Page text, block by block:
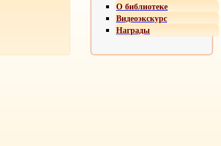
О библиотеке
Видеоэкскурс
Награды